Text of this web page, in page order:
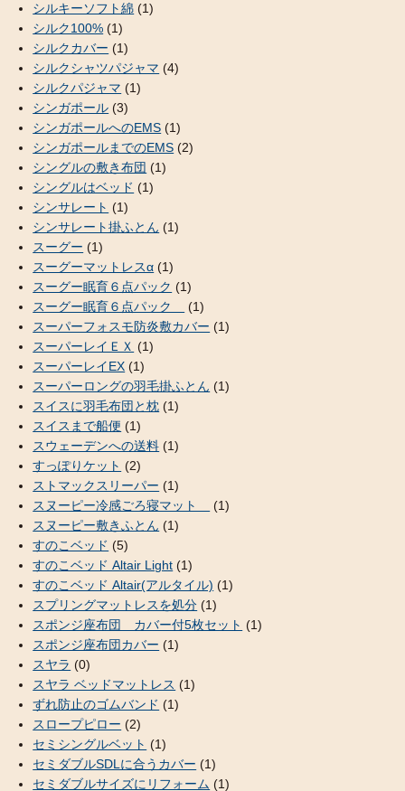
シルキーソフト綿 (1)
シルク100% (1)
シルクカバー (1)
シルクシャツパジャマ (4)
シルクパジャマ (1)
シンガポール (3)
シンガポールへのEMS (1)
シンガポールまでのEMS (2)
シングルの敷き布団 (1)
シングルはベッド (1)
シンサレート (1)
シンサレート掛ふとん (1)
スーグー (1)
スーグーマットレスα (1)
スーグー眠育６点パック (1)
スーグー眠育６点パック
(1)
スーパーフォスモ防炎敷カバー (1)
スーパーレイＥＸ (1)
スーパーレイEX (1)
スーパーロングの羽毛掛ふとん (1)
スイスに羽毛布団と枕 (1)
スイスまで船便 (1)
スウェーデンへの送料 (1)
すっぽりケット (2)
ストマックスリーパー (1)
スヌーピー冷感ごろ寝マット
(1)
スヌーピー敷きふとん (1)
すのこベッド (5)
すのこベッド Altair Light (1)
すのこベッド Altair(アルタイル) (1)
スプリングマットレスを処分 (1)
スポンジ座布団 カバー付5枚セット (1)
スポンジ座布団カバー (1)
スヤラ (0)
スヤラ ベッドマットレス (1)
ずれ防止のゴムバンド (1)
スロープピロー (2)
セミシングルベット (1)
セミダブルSDLに合うカバー (1)
セミダブルサイズにリフォーム (1)